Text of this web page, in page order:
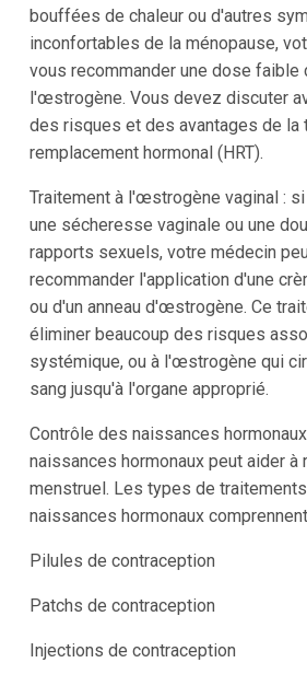
bouffées de chaleur ou d'autres
inconfortables de la ménopause,
vous recommander une dose faible
l'œstrogène. Vous devez discuter
des risques et des avantages de la
remplacement hormonal (HRT).
Traitement à l'œstrogène vaginal :
une sécheresse vaginale ou une
rapports sexuels, votre médecin
recommander l'application d'une
ou d'un anneau d'œstrogène. Ce
éliminer beaucoup des risques
systémique, ou à l'œstrogène qui
sang jusqu'à l'organe approprié.
Contrôle des naissances
naissances hormonaux peut aider à
menstruel. Les types de
naissances hormonaux
Pilules de contraception
Patchs de contraception
Injections de contraception